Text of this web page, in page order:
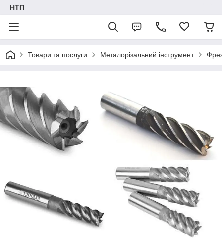
НТП
Товари та послуги Металорізальний інструмент